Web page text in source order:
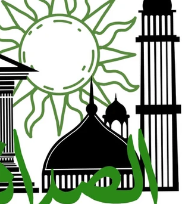
Comunicati Stampa
Sport Solidarietà
Festività Eventi Teatro
Conflitti e Pace Gastronomia